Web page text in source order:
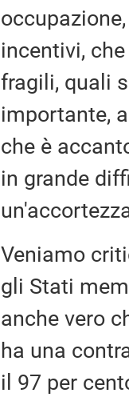
incentivi,
fragili, quali
importante,
che è
in grande
Veniamo
gli Stati
anche vero
ha una
il 97 per